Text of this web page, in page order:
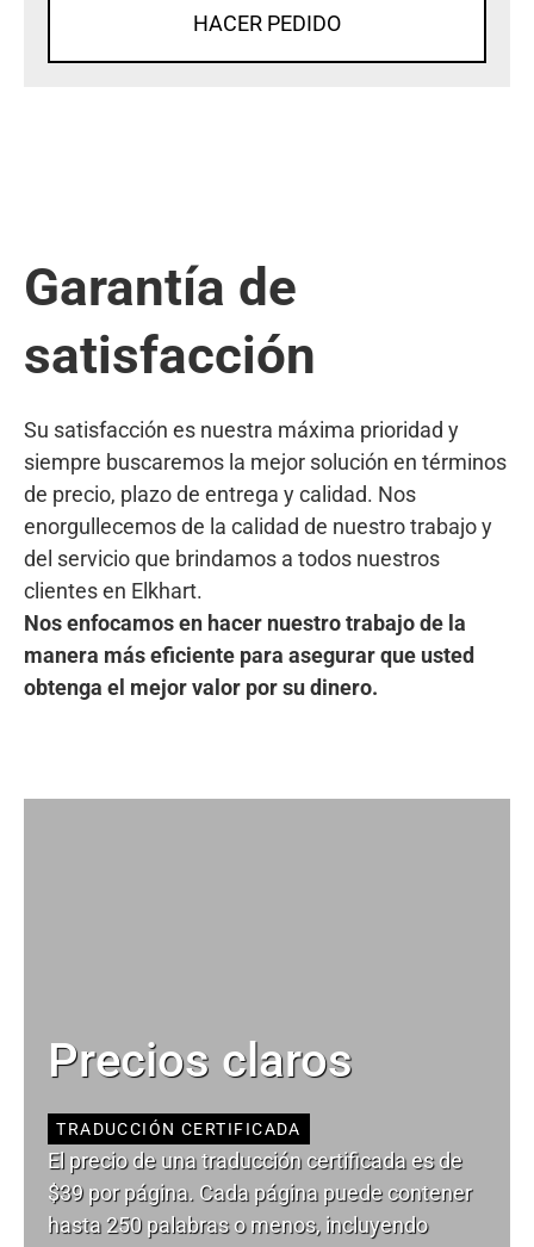
HACER PEDIDO
Garantía de
satisfacción
Su satisfacción es nuestra máxima prioridad y
siempre buscaremos la mejor solución en términos
de precio, plazo de entrega y calidad. Nos
enorgullecemos de la calidad de nuestro trabajo y
del servicio que brindamos a todos nuestros
clientes en Elkhart.
Nos enfocamos en hacer nuestro trabajo de la
manera más eficiente para asegurar que usted
obtenga el mejor valor por su dinero.
Precios claros
TRADUCCIÓN CERTIFICADA
El precio de una traducción certificada es de
$39 por página. Cada página puede contener
hasta 250 palabras o menos, incluyendo